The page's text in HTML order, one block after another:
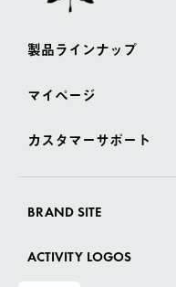
製品ラインナップ
マイページ
カスタマーサポート
BRAND SITE
ACTIVITY LOGOS